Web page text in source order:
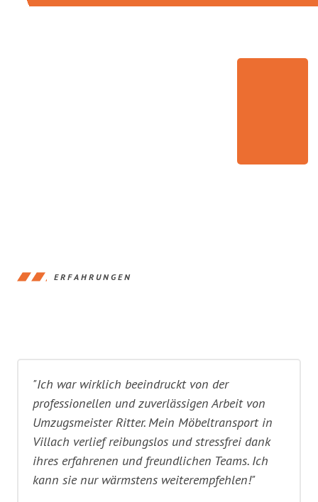
ERFAHRUNGEN
"Ich war wirklich beeindruckt von der
professionellen und zuverlässigen Arbeit von
Umzugsmeister Ritter. Mein Möbeltransport in
Villach verlief reibungslos und stressfrei dank
ihres erfahrenen und freundlichen Teams. Ich
kann sie nur wärmstens weiterempfehlen!"